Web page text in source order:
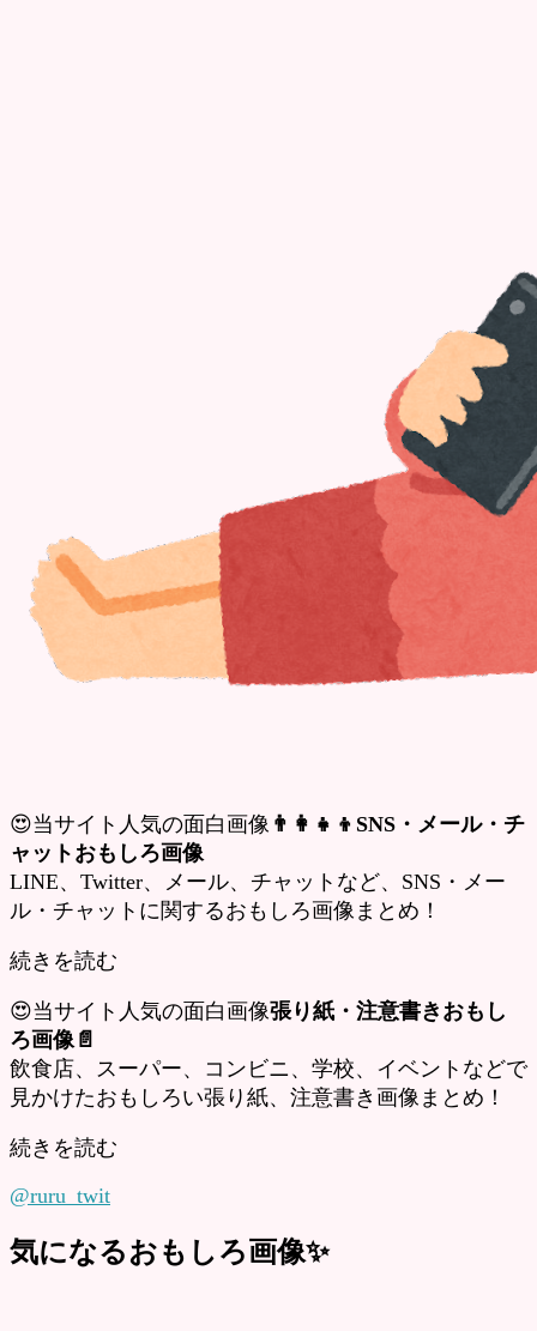
😍当サイト人気の面白画像 👨‍👩‍👧‍👦SNS・メール・チ
ャットおもしろ画像
LINE、Twitter、メール、チャットなど、SNS・メー
ル・チャットに関するおもしろ画像まとめ！
続きを読む
😍当サイト人気の面白画像張り紙・注意書きおもし
ろ画像📄
飲食店、スーパー、コンビニ、学校、イベントなどで
見かけたおもしろい張り紙、注意書き画像まとめ！
続きを読む
@ruru_twit
気になるおもしろ画像✨